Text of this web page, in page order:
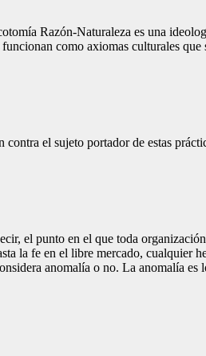
Razón-Naturaleza es una
como axiomas culturales que
el sujeto portador de estas
el punto en el que toda
la fe en el libre mercado, cualquier
anomalía o no. La anomalía es